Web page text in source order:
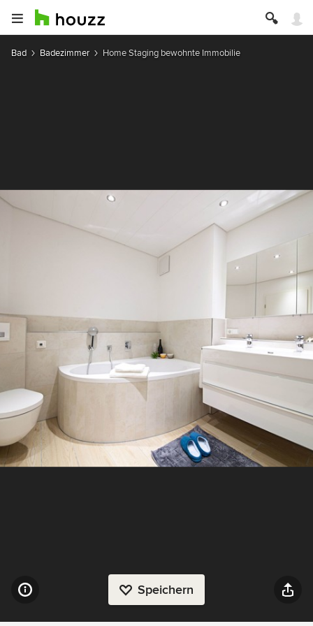
Bad Badezimmer Home Staging bewohnte Immobilie
Speichern